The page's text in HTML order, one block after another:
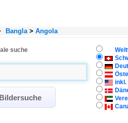
Bangla> Angola
suche
inkl.